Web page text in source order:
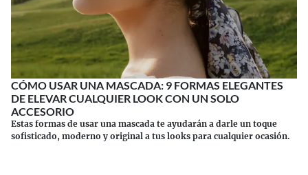
CÓMO USAR UNA MASCADA: 9 FORMAS ELEGANTES
DE ELEVAR CUALQUIER LOOK CON UN SOLO
ACCESORIO
Estas formas de usar una mascada te ayudarán a darle un toque
sofisticado, moderno y original a tus looks para cualquier ocasión.